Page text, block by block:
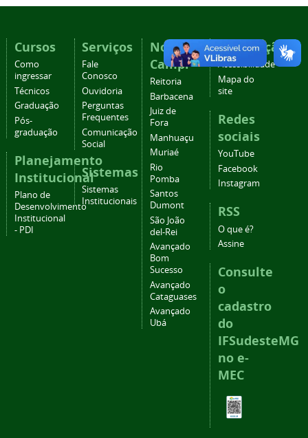
Cursos
Como
ingressar
Técnicos
Graduação
Pós-
graduação
Planejamento
Institucional
Plano de
Desenvolvimento
Institucional
- PDI
Serviços
Fale
Conosco
Ouvidoria
Perguntas
Frequentes
Comunicação
Social
Sistemas
Sistemas
Institucionais
Nossos
Campi
Reitoria
Barbacena
Juiz de
Fora
Manhuaçu
Muriaé
Rio
Pomba
Santos
Dumont
São João
del-Rei
Avançado
Bom
Sucesso
Avançado
Cataguases
Avançado
Ubá
Navegação
Acessibilidade
Mapa do
site
Redes
sociais
YouTube
Facebook
Instagram
RSS
O que é?
Assine
Consulte
o
cadastro
do
IFSudesteMG
no e-
MEC